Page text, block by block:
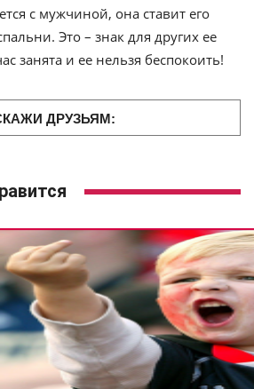
с мужчиной, она ставит его
Это – знак для других ее
занята и ее нельзя беспокоить!
ДРУЗЬЯМ: